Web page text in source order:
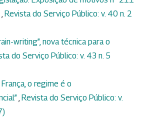
Revista do Serviço Público: v. 40 n. 2
writing”, nova técnica para o
do Serviço Público: v. 43 n. 5
França, o regime é o
Revista do Serviço Público: v.